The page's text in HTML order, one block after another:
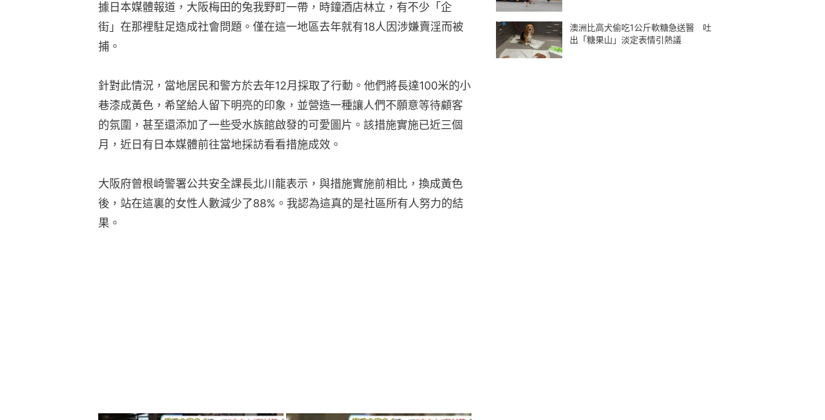
據日本媒體報道，大阪梅田的兔我野町一帶，時鐘酒店林立，有不少「企
街」在那裡駐足造成社會問題。僅在這一地區去年就有18人因涉嫌賣淫而被
捕。
針對此情況，當地居民和警方於去年12月採取了行動。他們將長達100米的小
巷漆成黃色，希望給人留下明亮的印象，並營造一種讓人們不願意等待顧客
的氛圍，甚至還添加了一些受水族館啟發的可愛圖片。該措施實施已近三個
月，近日有日本媒體前往當地採訪看看措施成效。
大阪府曾根崎警署公共安全課長北川龍表示，與措施實施前相比，換成黃色
後，站在這裏的女性人數減少了88%。我認為這真的是社區所有人努力的結
果。
澳洲比高犬偷吃1公斤軟糖急送醫 吐
出「糖果山」淡定表情引熱議